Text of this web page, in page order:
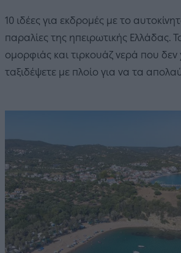
10 ιδέες για εκδρομές με το
παραλίες της ηπειρωτικής Ελλάδας.
ομορφιάς και τιρκουάζ νερά που δεν
ταξιδέψετε με πλοίο για να τα